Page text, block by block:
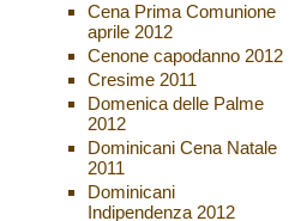
Cena Prima Comunione
aprile 2012
Cenone capodanno 2012
Cresime 2011
Domenica delle Palme
2012
Dominicani Cena Natale
2011
Dominicani
Indipendenza 2012